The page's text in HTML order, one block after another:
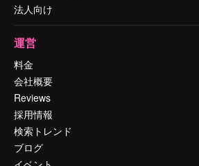
法人向け
運営
料金
会社概要
Reviews
採用情報
検索トレンド
ブログ